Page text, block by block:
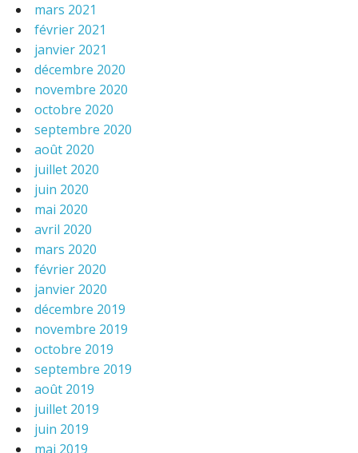
mars 2021
février 2021
janvier 2021
décembre 2020
novembre 2020
octobre 2020
septembre 2020
août 2020
juillet 2020
juin 2020
mai 2020
avril 2020
mars 2020
février 2020
janvier 2020
décembre 2019
novembre 2019
octobre 2019
septembre 2019
août 2019
juillet 2019
juin 2019
mai 2019